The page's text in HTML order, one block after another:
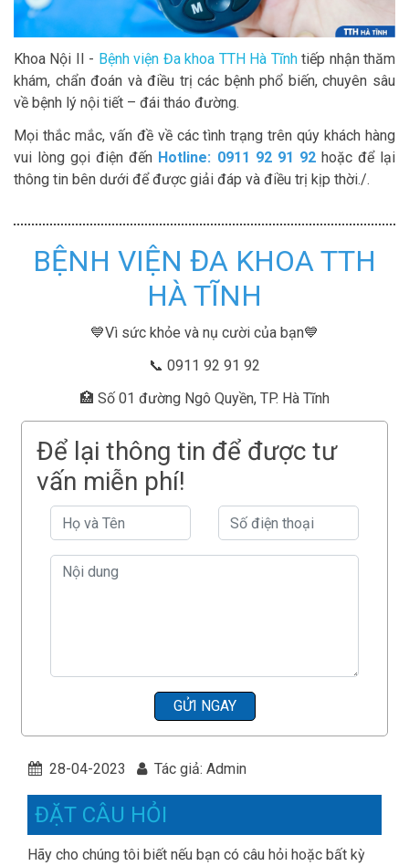
Khoa Nội II - Bệnh viện Đa khoa TTH Hà Tĩnhtiếp nhận thăm
khám, chẩn đoán và điều trị các bệnh phổ biến, chuyên sâu
về bệnh lý nội tiết – đái tháo đường.
Mọi thắc mắc, vấn đề về các tình trạng trên qúy khách hàng
vui lòng gọi điện đến Hotline: 0911 92 91 92hoặc để lại
thông tin bên dưới để được giải đáp và điều trị kịp thời./.
BỆNH VIỆN ĐA KHOA TTH
HÀ TĨNH
💙Vì sức khỏe và nụ cười của bạn💙
📞 0911 92 91 92
🏥 Số 01 đường Ngô Quyền, TP. Hà Tĩnh
Để lại thông tin để được tư
vấn miễn phí!
GỬI NGAY
28-04-2023 Tác giả: Admin
ĐẶT CÂU HỎI
Hãy cho chúng tôi biết nếu bạn có câu hỏi hoặc bất kỳ